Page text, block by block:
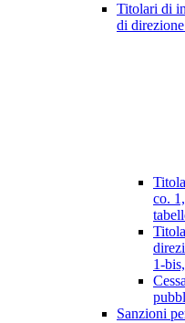
Titolari di
di
co.
1-
Sanzioni